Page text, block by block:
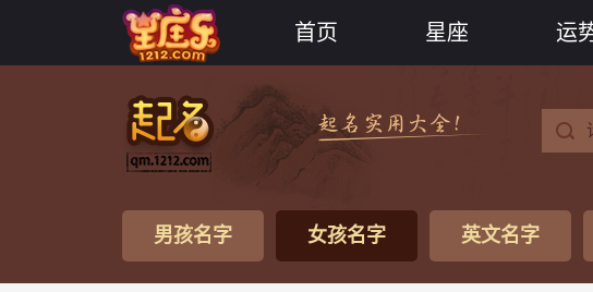
首页 星座 运
男孩名字 女孩名字 英文名字